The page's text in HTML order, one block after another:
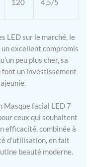
120 4,5/5
LED sur le marché, le
excellent compromis
peu plus cher, sa
un investissement
Masque facial LED 7
ceux qui souhaitent
efficacité, combinée à
d’utilisation, en fait
beauté moderne.